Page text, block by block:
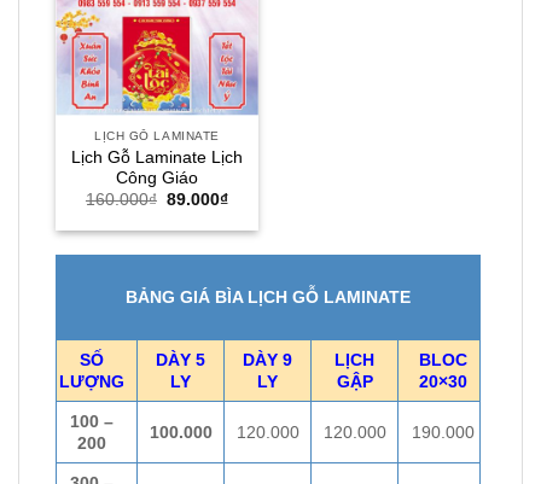
LỊCH GỖ LAMINATE
Lịch Gỗ Laminate Lịch
Công Giáo
160.000₫ Giá
là:
89.000₫Giá
tại
BẢNG GIÁ BÌA LỊCH GỖ LAMINATE
SỐ
LƯỢNG
DÀY 5
LY
DÀY 9
LY
LỊCH
GẬP
BLOC
20×30
100 –
200
100.000 120.000 120.000 190.000